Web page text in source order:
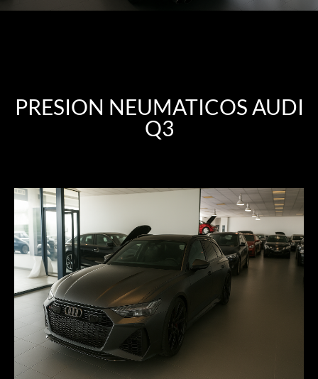
PRESION NEUMATICOS AUDI
Q3